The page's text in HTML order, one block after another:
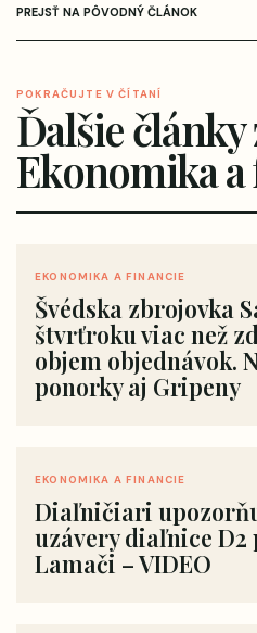
PREJSŤ NA PÔVODNÝ ČLÁNOK
POKRAČUJTE V ČÍTANÍ
Ďalšie
Ekonomika
EKONOMIKA A FINANCIE
Švédska zbrojovka
štvrťroku viac než
objem objednávok.
ponorky aj Gripeny
EKONOMIKA A FINANCIE
Diaľničiari
uzávery diaľnice
Lamači – VIDEO